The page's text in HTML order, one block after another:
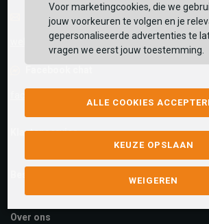
E-mail Antwoord binnen 24 uur
webshop@schuurman-schoenen.nl
Klantenservice
Over ons
Voor marketingcookies, die we
jouw voorkeuren te volgen en je
gepersonaliseerde advertenties te
vragen we eerst jouw toestemming.
ALLE COOKIES
KEUZE OPSLAAN
WEIGEREN